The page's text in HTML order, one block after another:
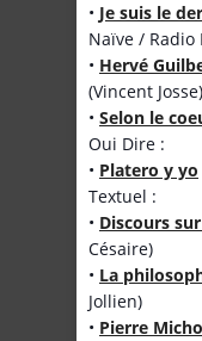
• Je suis le
Naïve / Radio
• Hervé
(Vincent Josse)
• Selon le
Oui Dire :
• Platero y yo
Textuel :
• Discours
Césaire)
• La
Jollien)
• Pierre